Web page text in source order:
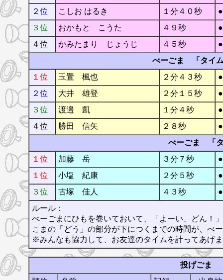
２位
こしお はるき １分４０秒
３位
おかもと こうた ４９秒
４位
かみたまり じょうじ ４５秒
べーごま 「タイ
１位
玉置 楓也 ２分４３秒
２位
大井 雄登 ２分１５秒
３位
渡邉 凱 １分４秒
４位
勝田 信矢 ２８秒
べーごま 「
１位
加藤 岳 ３分７秒
１位
小塩 紀康 ２分５秒
３位
古塚 佳人 ４３秒
ルール：
べーごまにひもを巻いておいて、「よーい、どん！
こまの「どう」の部分が下につくまでの時間が、べ
※みんなも協力して、お友達のタイムを計ってあげ
投げごま